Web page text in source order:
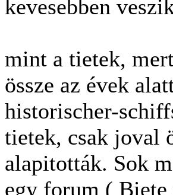
Ezért jok
mint a tietek,
össze az évek
historischer-
tietek, csak joval
alapitották. Sok
egy forum ( Biete